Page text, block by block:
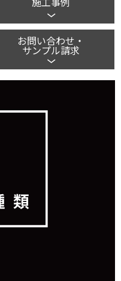
お問い合わせ・
サンプル請求